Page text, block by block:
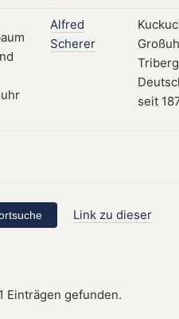
Alfred
Scherer
seit
Link zu dieser
Einträgen gefunden.